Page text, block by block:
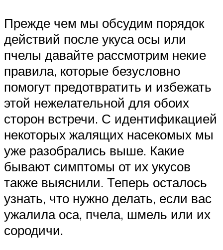
Прежде чем мы обсудим порядок
действий после укуса осы или
пчелы давайте рассмотрим некие
правила, которые безусловно
помогут предотвратить и избежать
этой нежелательной для обоих
сторон встречи. С идентификацией
некоторых жалящих насекомых мы
уже разобрались выше. Какие
бывают симптомы от их укусов
также выяснили. Теперь осталось
узнать, что нужно делать, если вас
ужалила оса, пчела, шмель или их
сородичи.